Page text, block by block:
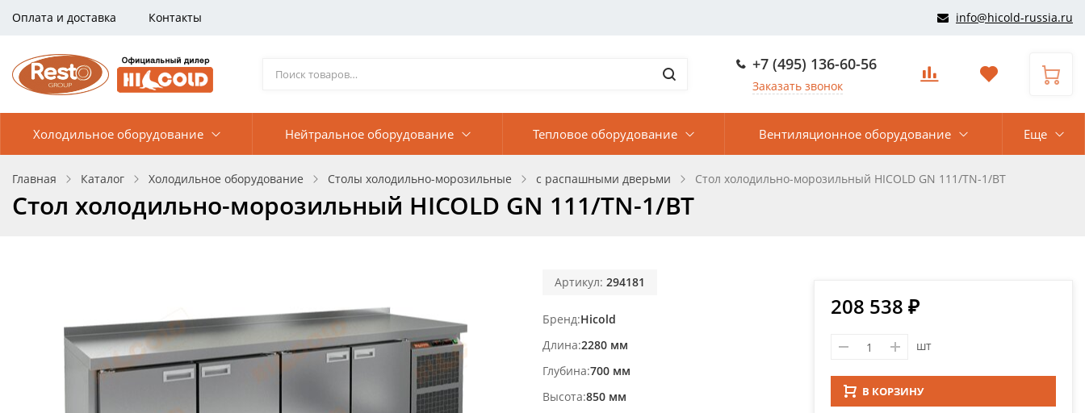
Оплата и доставка Контакты info@hicold-russia.ru
+7 (495) 136-60-56
Заказать звонок
Холодильное оборудование Нейтральное оборудование Тепловое оборудование Вентиляционное оборудование Еще
Главная Каталог Холодильное оборудование Столы холодильно-морозильные с распашными дверьми Стол холодильно-морозильный HICOLD GN 111/TN-1/BT
Стол холодильно-морозильный HICOLD GN 111/TN-1/BT
Артикул: 294181
Бренд Hicold
Длина 2280 мм
Глубина 700 мм
Высота 850 мм
208 538 ₽
шт
В КОРЗИНУ